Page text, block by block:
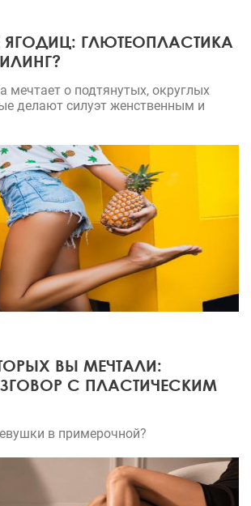
ЯГОДИЦ: ГЛЮТЕОПЛАСТИКА
о подтянутых, округлых
делают силуэт женственным и
ВЫ МЕЧТАЛИ:
С ПЛАСТИЧЕСКИМ
в примерочной?